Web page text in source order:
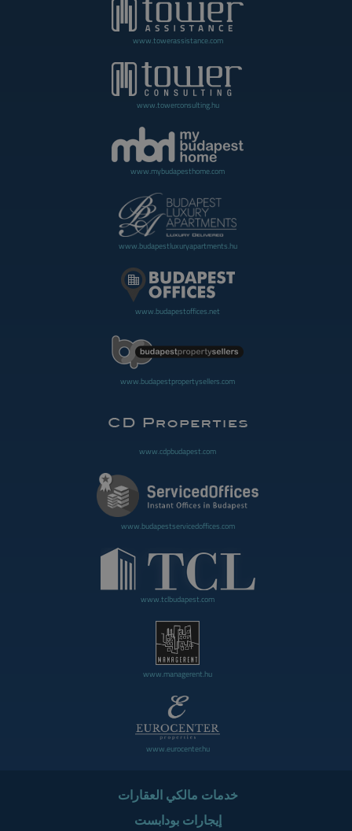
www.towerassistance.com
www.towerconsulting.hu
www.mybudapesthome.com
www.budapestluxuryapartments.hu
www.budapestoffices.net
www.budapestpropertysellers.com
www.cdpbudapest.com
www.budapestservicedoffices.com
www.tclbudapest.com
www.managerent.hu
www.eurocenter.hu
خدمات مالكي العقارات
إيجارات بودابست